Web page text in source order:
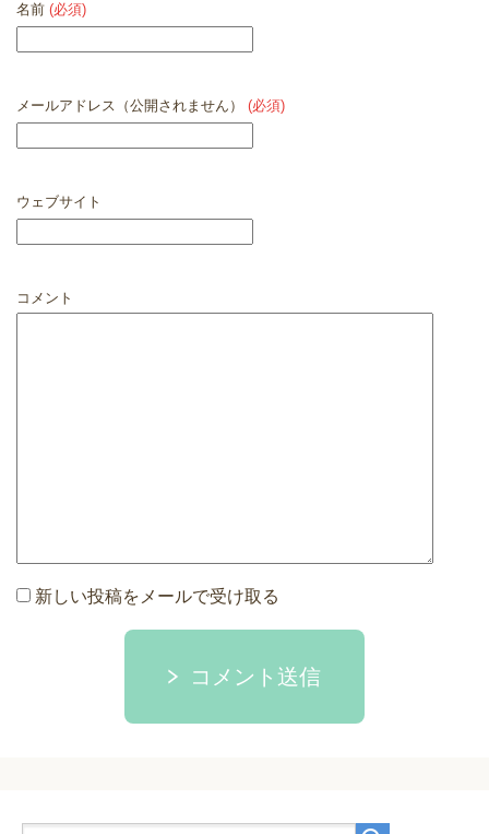
名前 (必須)
メールアドレス（公開されません） (必須)
ウェブサイト
コメント
新しい投稿をメールで受け取る
コメント送信